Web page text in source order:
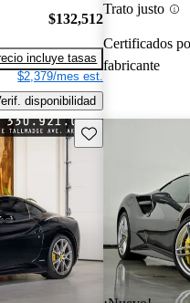
$132,512
incluye tasas
$2,379/mes est.
disponibilidad
Trato justo
Certificados
fabricante
Guarda este Aviso